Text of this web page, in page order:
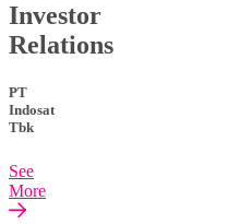
Investor
Relations
PT
Indosat
Tbk
See
More